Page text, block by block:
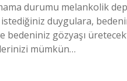
durumu melankolik
duygulara,
bedeniniz gözyaşı
mümkün…